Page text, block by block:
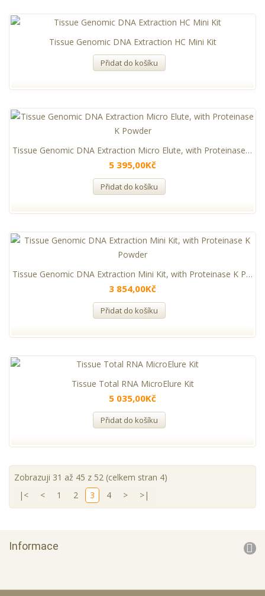
Tissue Genomic DNA Extraction HC Mini Kit
Přidat do košíku
Tissue Genomic DNA Extraction Micro Elute, with Proteinase K Powder
5 395,00Kč
Přidat do košíku
Tissue Genomic DNA Extraction Mini Kit, with Proteinase K Powder
3 854,00Kč
Přidat do košíku
Tissue Total RNA MicroElure Kit
5 035,00Kč
Přidat do košíku
Zobrazuji 31 až 45 z 52 (celkem stran 4)
|<
< 1 2 3 4 > >|
Informace